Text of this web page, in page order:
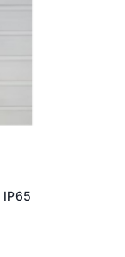
IP65